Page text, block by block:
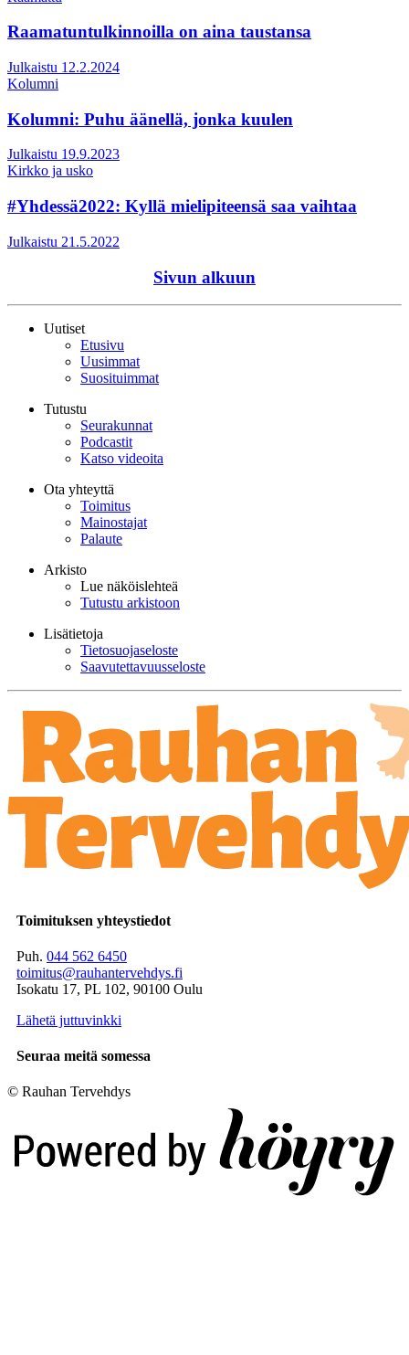
Raamatuntulkinnoilla on aina taustansa
Julkaistu 12.2.2024
Kolumni
Kolumni: Puhu äänellä, jonka kuulen
Julkaistu 19.9.2023
Kirkko ja usko
#Yhdessä2022: Kyllä mielipiteensä saa vaihtaa
Julkaistu 21.5.2022
Sivun alkuun
Uutiset
Etusivu
Uusimmat
Suosituimmat
Tutustu
Seurakunnat
Podcastit
Katso videoita
Ota yhteyttä
Toimitus
Mainostajat
Palaute
Arkisto
Lue näköislehteä
Tutustu arkistoon
Lisätietoja
Tietosuojaseloste
Saavutettavuusseloste
Toimituksen yhteystiedot
Puh. 044 562 6450
toimitus@rauhantervehdys.fi
Isokatu 17, PL 102, 90100 Oulu
Lähetä juttuvinkki
Seuraa meitä somessa
© Rauhan Tervehdys